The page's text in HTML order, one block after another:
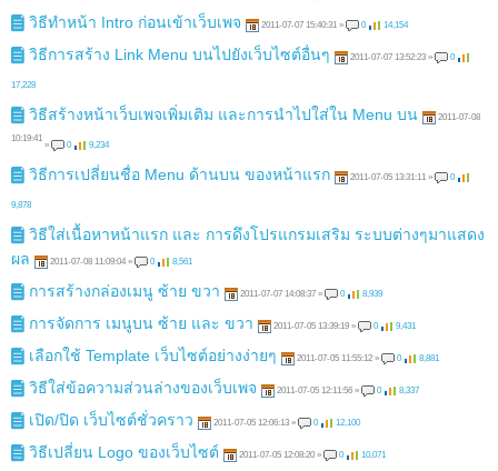
วิธีทำหน้า Intro ก่อนเข้าเว็บเพจ 2011-07-07 15:40:31 » 0 14,154
วิธีการสร้าง Link Menu บนไปยังเว็บไซต์อื่นๆ 2011-07-07 13:52:23 » 0
17,228
วิธีสร้างหน้าเว็บเพจเพิ่มเติม และการนำไปใส่ใน Menu บน 2011-07-08
10:19:41 » 0 9,234
วิธีการเปลี่ยนชื่อ Menu ด้านบน ของหน้าแรก 2011-07-05 13:31:11 » 0
9,878
วิธีใส่เนื้อหาหน้าแรก และ การดึงโปรแกรมเสริม ระบบต่างๆมาแสดง
ผล
2011-07-08 11:09:04 » 0 8,561
การสร้างกล่องเมนู ซ้าย ขวา 2011-07-07 14:08:37 » 0 8,939
การจัดการ เมนูบน ซ้าย และ ขวา 2011-07-05 13:39:19 » 0 9,431
เลือกใช้ Template เว็บไซต์อย่างง่ายๆ 2011-07-05 11:55:12 » 0 8,881
วิธีใส่ข้อความส่วนล่างของเว็บเพจ 2011-07-05 12:11:56 » 0 8,337
เปิด/ปิด เว็บไซต์ชั่วคราว 2011-07-05 12:06:13 » 0 12,100
วิธีเปลี่ยน Logo ของเว็บไซต์ 2011-07-05 12:08:20 » 0 10,071